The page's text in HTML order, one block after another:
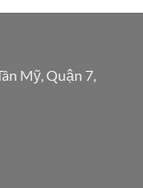
Mỹ, Quận 7,